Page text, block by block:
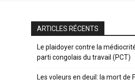
ARTICLES RÉCENTS
Le plaidoyer contre la
parti congolais du travail (PCT)
Les voleurs en deuil: la mort de